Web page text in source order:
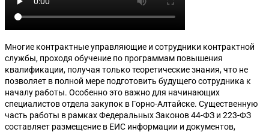
Многие контрактные управляющие и сотрудники контрактной
службы, проходя обучение по программам повышения
квалификации, получая только теоретические знания, что не
позволяет в полной мере подготовить будущего сотрудника к
началу работы. Особенно это важно для начинающих
специалистов отдела закупок в Горно-Алтайске. Существенную
часть работы в рамках Федеральных Законов 44-ФЗ и 223-ФЗ
составляет размещение в ЕИС информации и документов,